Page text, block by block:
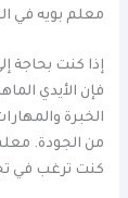
معلم بويه في
إذا كنت بحاجة
فإن الأيدي
الخبرة
من الجودة.
كنت ترغب في